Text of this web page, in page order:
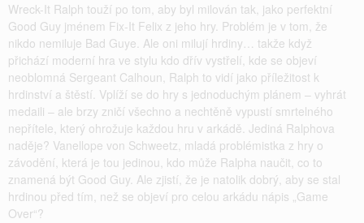
Wreck-It Ralph touží po tom, aby byl milován tak, jako perfektní
Good Guy jménem Fix-It Felix z jeho hry. Problém je v tom, že
nikdo nemiluje Bad Guye. Ale oni milují hrdiny… takže když
přichází moderní hra ve stylu kdo dřív vystřelí, kde se objeví
neoblomná Sergeant Calhoun, Ralph to vidí jako příležitost k
hrdinství a štěstí. Vplíží se do hry s jednoduchým plánem – vyhrát
medaili – ale brzy zničí všechno a nechtěně vypustí smrtelného
nepřítele, který ohrožuje každou hru v arkádě. Jediná Ralphova
naděje? Vanellope von Schweetz, mladá problémistka z hry o
závodění, která je tou jedinou, kdo může Ralpha naučit, co to
znamená být Good Guy. Ale zjistí, že je natolik dobrý, aby se stal
hrdinou před tím, než se objeví pro celou arkádu nápis „Game
Over“?